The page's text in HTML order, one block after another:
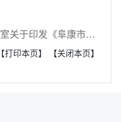
上一篇：阜康市人民政府办公室关于印发《阜康市粮食作物和经济作物分类水价实施方案》的通知
【打印本页】 【关闭本页】